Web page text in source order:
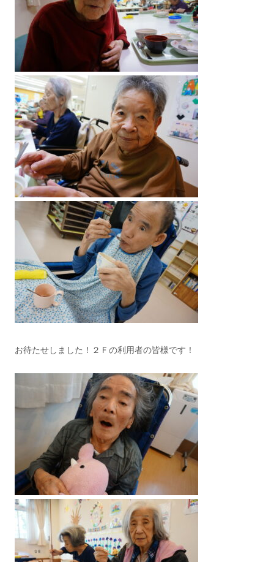
お待たせしました！２Ｆの利用者の皆様です！